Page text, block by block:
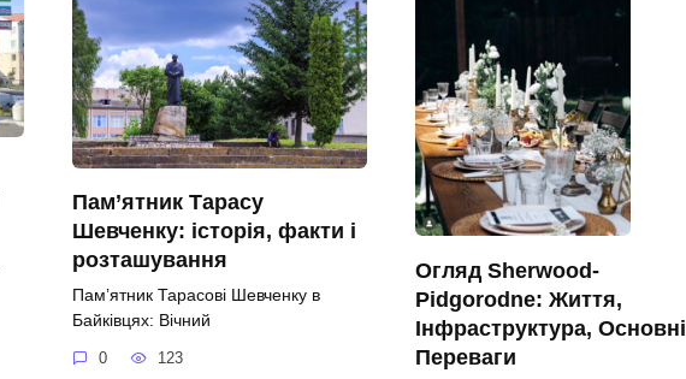
Пам’ятник Тарасу
Шевченку: історія, факти і
розташування
Пам’ятник Тарасові Шевченку в
Байківцях: Вічний
0 123
Огляд Sherwood-
Pidgorodne: Життя,
Інфраструктура, Основні
Переваги